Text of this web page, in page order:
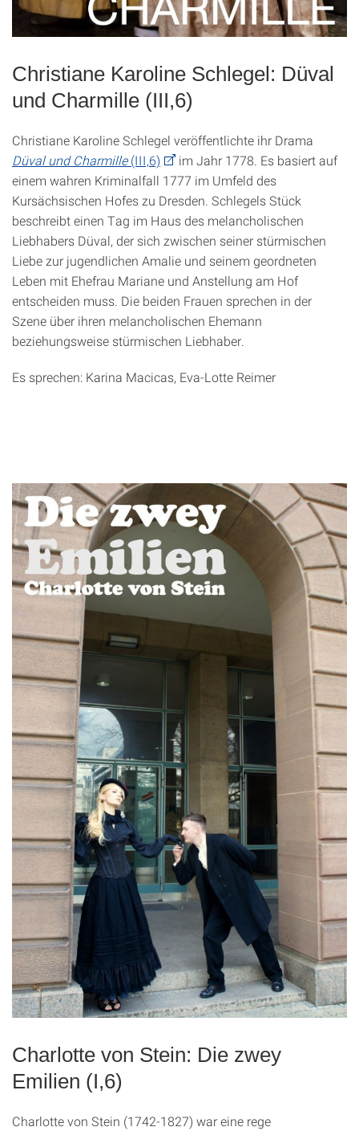
Christiane Karoline Schlegel: Düval
und Charmille (III,6)
Christiane Karoline Schlegel veröffentlichte ihr Drama
Düval und Charmille(III,6)
im Jahr 1778. Es basiert auf
einem wahren Kriminalfall 1777 im Umfeld des
Kursächsischen Hofes zu Dresden. Schlegels Stück
beschreibt einen Tag im Haus des melancholischen
Liebhabers Düval, der sich zwischen seiner stürmischen
Liebe zur jugendlichen Amalie und seinem geordneten
Leben mit Ehefrau Mariane und Anstellung am Hof
entscheiden muss. Die beiden Frauen sprechen in der
Szene über ihren melancholischen Ehemann
beziehungsweise stürmischen Liebhaber.
Es sprechen: Karina Macicas, Eva-Lotte Reimer
Charlotte von Stein: Die zwey
Emilien (I,6)
Charlotte von Stein (1742-1827) war eine rege